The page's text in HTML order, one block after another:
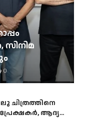
0
ചിത്രത്തിനെ
ആദ്യ...